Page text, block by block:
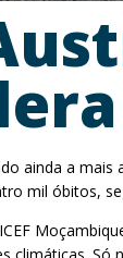
ainda a
mil óbitos,